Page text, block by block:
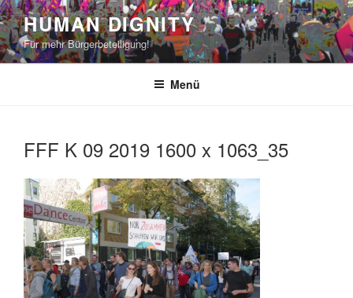
Zum
Inhalt
springen
HUMAN DIGNITY
Für mehr Bürgerbeteiligung!
Menü
FFF K 09 2019 1600 x 1063_35